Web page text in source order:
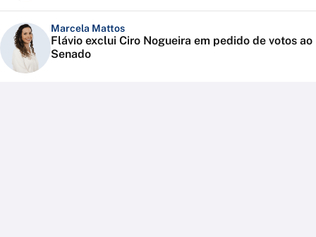
Marcela Mattos
Flávio exclui Ciro Nogueira em pedido de votos ao
Senado